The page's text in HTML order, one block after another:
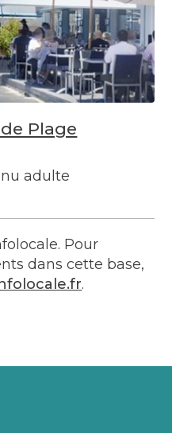
Plage
adulte
Pour
dans cette base,
.